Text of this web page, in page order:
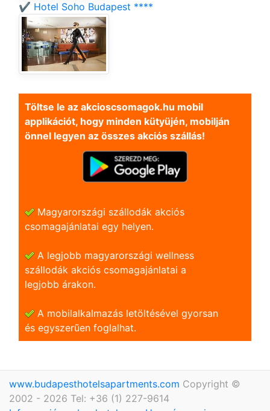
✔️ Hotel Soho Budapest ****
Töltse le az akcioscsomagok.hu mobil
applikációt, hogy minden kütyüjén, mobilján
önnel legyen az összes akciós szállás!
Magyarországi szállodák akciós
csomagajánlatai egy helyen.
A legjobb magyarországi wellness
szállodák akciós csomagajánlatai a
legjobb árakon.
A mobilalkalmazás letöltésével gyorsan
és egyszerũen foglalhat.
www.budapesthotelsapartments.com Copyright ©
2002 - 2026 Tel: +36 (1) 227-9614